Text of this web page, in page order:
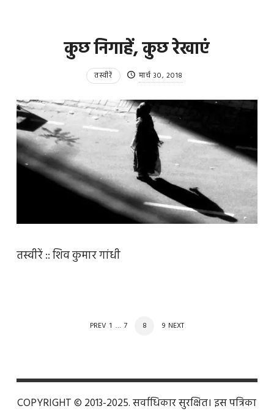
कुछ निगाहें, कुछ रेखाएं
तस्वीरें मार्च 30, 2018
तस्वीरें :: शिव कुमार गांधी
PREV PAGE
1 … PAGE
7 PAGE
8 PAGE
9 NEXT
COPYRIGHT © 2013-2025. सर्वाधिकार सुरक्षित। इस पत्रिका